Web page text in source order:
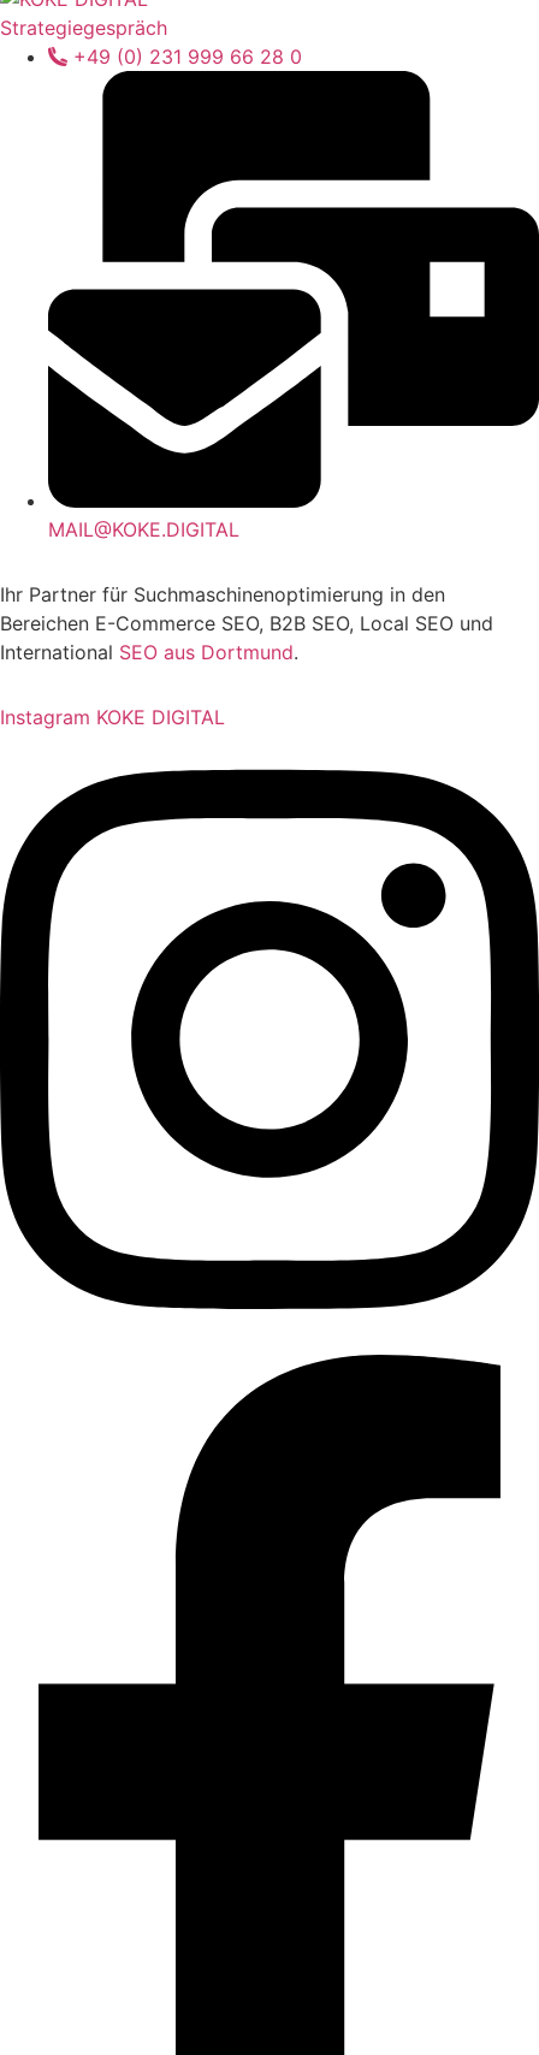
Strategiegespräch
+49 (0) 231 999 66 28 0
MAIL@KOKE.DIGITAL
Ihr Partner für Suchmaschinenoptimierung in den
Bereichen E-Commerce SEO, B2B SEO, Local SEO und
International SEO aus Dortmund.
Instagram KOKE DIGITAL